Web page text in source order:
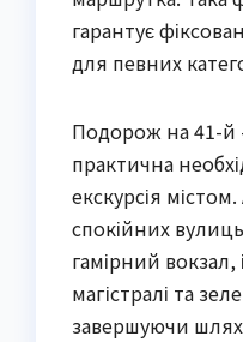
гарантує
для певних
Подорож на 41-й
практична
екскурсія
спокійних
гамірний вокзал,
магістралі та
завершуючи